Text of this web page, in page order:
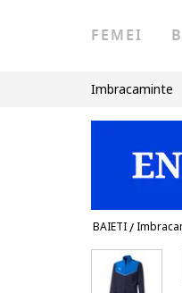
FEMEI
Imbracaminte
BAIETI/